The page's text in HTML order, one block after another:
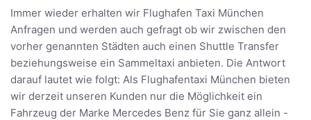
Immer wieder erhalten wir Flughafen Taxi München
Anfragen und werden auch gefragt ob wir zwischen den
vorher genannten Städten auch einen Shuttle Transfer
beziehungsweise ein Sammeltaxi anbieten. Die Antwort
darauf lautet wie folgt: Als Flughafentaxi München bieten
wir derzeit unseren Kunden nur die Möglichkeit ein
Fahrzeug der Marke Mercedes Benz für Sie ganz allein -